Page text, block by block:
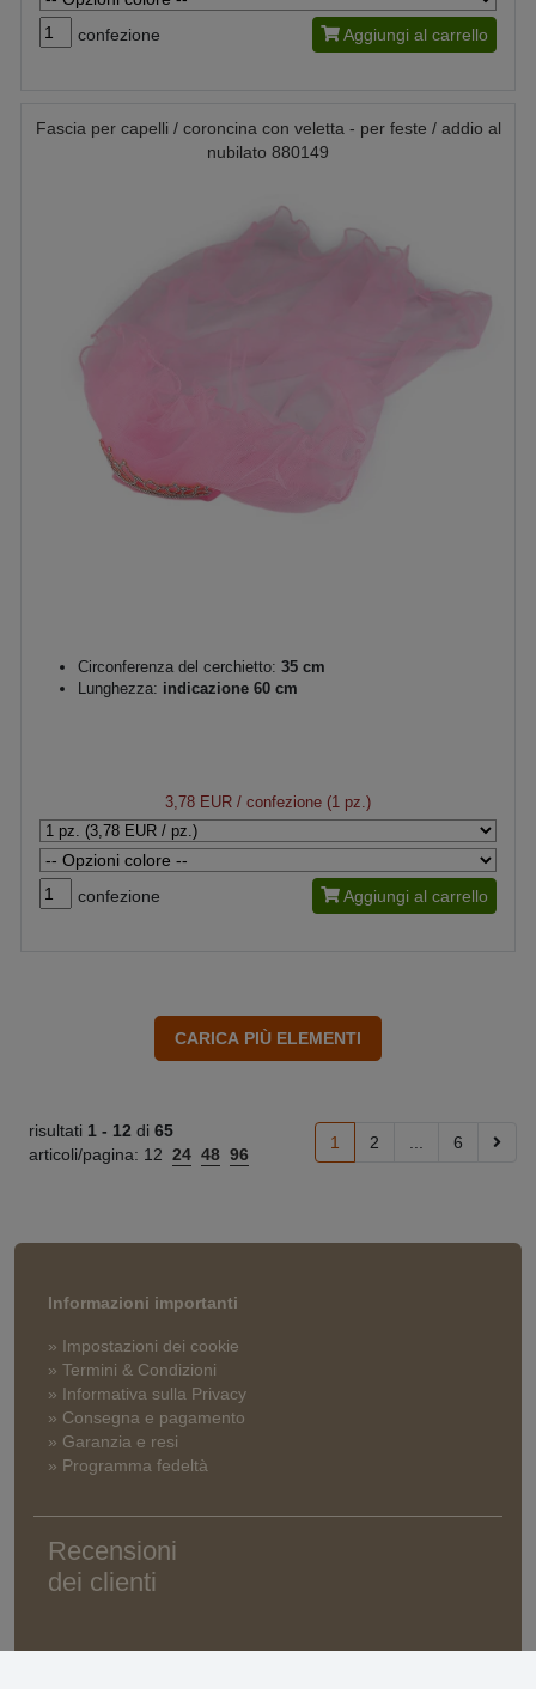
confezione Aggiungi al carrello
Fascia per capelli / coroncina con veletta - per feste / addio al
nubilato 880149
Circonferenza del cerchietto: 35 cm
Lunghezza: indicazione 60 cm
3,78 EUR / confezione (1 pz.)
confezione Aggiungi al carrello
risultati 1 - 12 di 65
articoli/pagina: 12 24 48 96
1 2 6
Informazioni importanti
» Impostazioni dei cookie
» Termini & Condizioni
» Informativa sulla Privacy
» Consegna e pagamento
» Garanzia e resi
» Programma fedeltà
Recensioni
dei clienti